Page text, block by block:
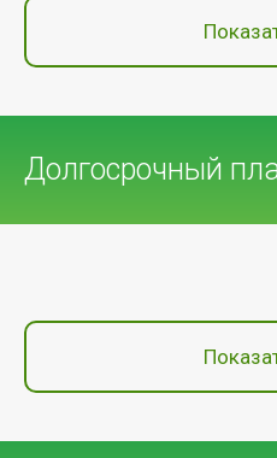
Долгосрочный